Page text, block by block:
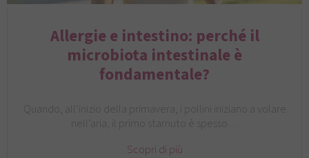
Allergie e intestino: perché il
microbiota intestinale è
fondamentale?
Quando, all’inizio della primavera, i pollini iniziano a volare
nell’aria, il primo starnuto è spesso…
Scopri di più